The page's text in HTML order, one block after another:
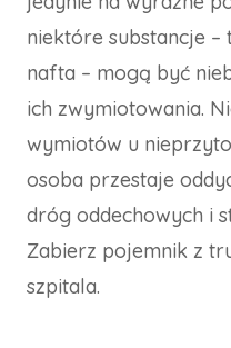
niektóre substancje –
nafta – mogą być
ich zwymiotowania.
wymiotów u
osoba przestaje
dróg oddechowych i
Zabierz pojemnik z
szpitala.